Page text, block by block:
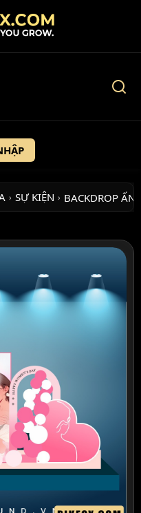
› SỰ KIỆN › BACKDROP ẤN